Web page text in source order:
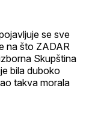
se sve
na što ZADAR
Skupština
bila duboko
takva morala